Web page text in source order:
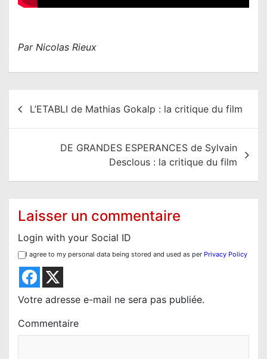
Par Nicolas Rieux
v
L’ETABLI de Mathias Gokalp : la critique du film
DE GRANDES ESPERANCES de Sylvain
Desclous : la critique du film
Laisser un commentaire
Login with your Social ID
I agree to my personal data being stored and used as per Privacy Policy
Votre adresse e-mail ne sera pas publiée.
Commentaire